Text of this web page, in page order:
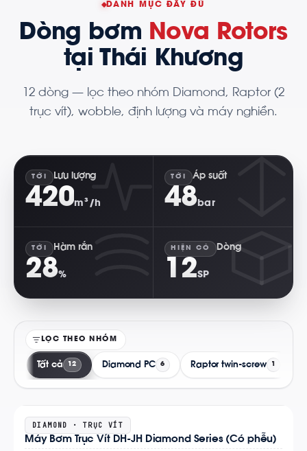
DANH MỤC ĐẦY ĐỦ
Dòng bơm Nova Rotors
tại Thái Khương
12 dòng — lọc theo nhóm Diamond, Raptor (2
trục vít), wobble, định lượng và máy nghiền.
TỚI Lưu lượng
420m³/h
TỚI Áp suất
48bar
TỚI Hàm rắn
28%
HIỆN CÓ Dòng
12SP
LỌC THEO NHÓM
Tất cả 12 Diamond PC 6 Raptor twin-screw 1
DIAMOND · TRỤC VÍT
Máy Bơm Trục Vít DH-JH Diamond Series (Có phễu)
Xem
chi